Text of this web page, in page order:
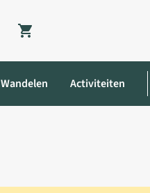
Shopping cart
Wandelen Activiteiten